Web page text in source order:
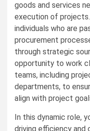
goods and services
execution of
individuals who are
procurement
through strategic
opportunity to work
teams, including
departments, to
align with project
In this dynamic role,
driving efficiency